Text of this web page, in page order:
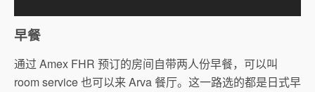
早餐
通过 Amex FHR 预订的房间自带两人份早餐，可以叫
room service 也可以来 Arva 餐厅。这一路选的都是日式早